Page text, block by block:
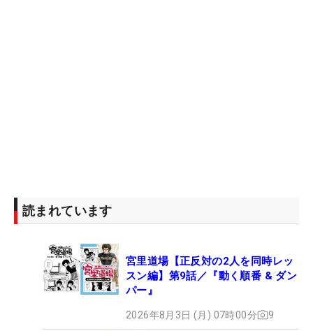
読まれています
宮里道場【正反対の2人を同時レッ
スン編】第9話／『動く順番 & ダン
パー』
2026年8月3日 (月) 07時00分 9